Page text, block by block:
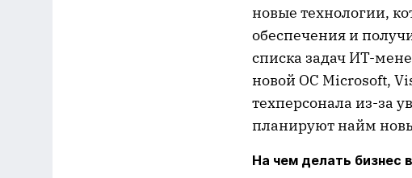
новые технологии,
обеспечения и
списка задач ИТ-
новой ОС Microsoft,
техперсонала из-за
планируют найм
На чем делать бизнес